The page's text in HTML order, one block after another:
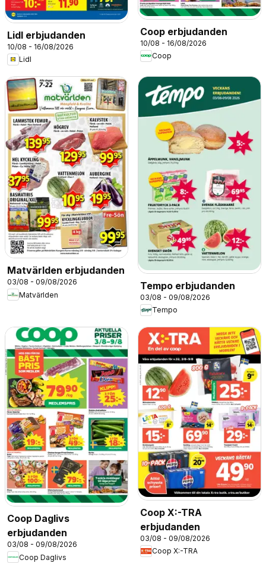
Lidl erbjudanden
10/08 - 16/08/2026
Lidl
Coop erbjudanden
10/08 - 16/08/2026
Coop
Matvärlden erbjudanden
03/08 - 09/08/2026
Matvärlden
Tempo erbjudanden
03/08 - 09/08/2026
Tempo
Coop Daglivs
erbjudanden
03/08 - 09/08/2026
Coop Daglivs
Coop X:-TRA
erbjudanden
03/08 - 09/08/2026
Coop X:-TRA